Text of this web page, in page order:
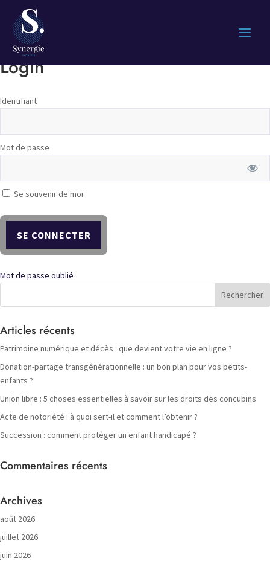
Login
Identifiant
Mot de passe
Se souvenir de moi
Mot de passe oublié
Articles récents
Patrimoine numérique et décès : que devient votre vie en ligne ?
Donation-partage transgénérationnelle : un bon plan pour vos petits-
enfants ?
Union libre : 5 choses essentielles à savoir sur les droits des concubins
Acte de notoriété : à quoi sert-il et comment l’obtenir ?
Succession : comment protéger un enfant handicapé ?
Commentaires récents
Archives
août 2026
juillet 2026
juin 2026